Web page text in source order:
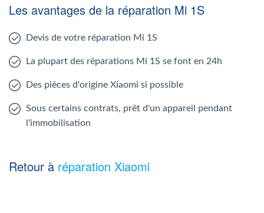
Les avantages de la réparation Mi 1S
Devis de votre réparation Mi 1S
La plupart des réparations Mi 1S se font en 24h
Des pièces d'origine Xiaomi si possible
Sous certains contrats, prêt d'un appareil pendant
l'immobilisation
Retour à réparation Xiaomi